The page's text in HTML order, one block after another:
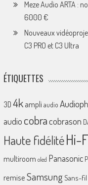
Meze Audio ARTA :
6000 €
Nouveaux
C3 PRO et C3 Ultra
ÉTIQUETTES
3D 4k ampliaudio
audio cobracobrason
Haute fidélitéHi-
multiroom oled Panasonic
remiseSamsungSans-fil